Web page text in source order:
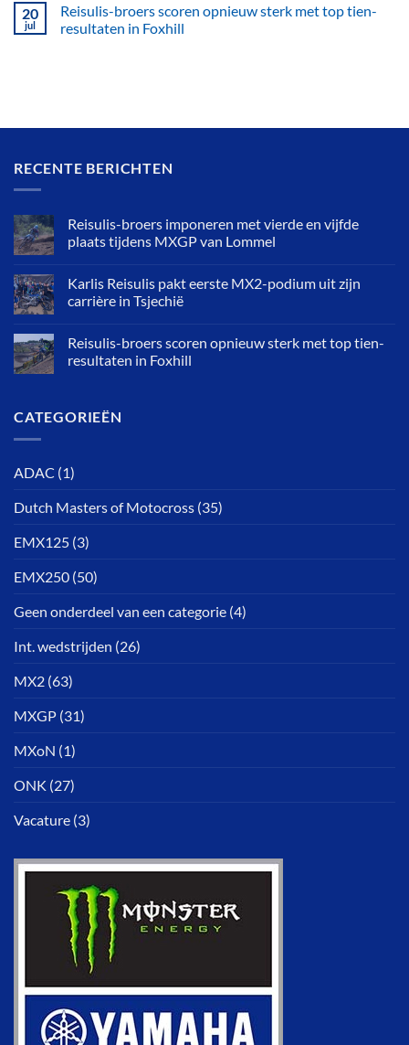
20
jul
Reisulis-broers scoren opnieuw sterk met top tien-
resultaten in Foxhill
RECENTE BERICHTEN
Reisulis-broers imponeren met vierde en vijfde
plaats tijdens MXGP van Lommel
Karlis Reisulis pakt eerste MX2-podium uit zijn
carrière in Tsjechië
Reisulis-broers scoren opnieuw sterk met top tien-
resultaten in Foxhill
CATEGORIEËN
ADAC (1)
Dutch Masters of Motocross (35)
EMX125 (3)
EMX250 (50)
Geen onderdeel van een categorie (4)
Int. wedstrijden (26)
MX2 (63)
MXGP (31)
MXoN (1)
ONK (27)
Vacature (3)